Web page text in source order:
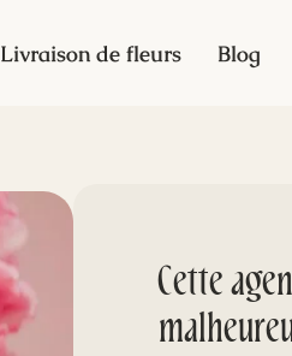
Livraison de fleurs Blog
Cette